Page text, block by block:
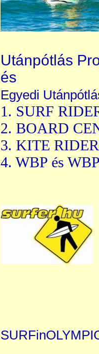
Utánpótlás
és
Egyedi
1. SURF
2. BOARD
3. KITE
4. WBP és